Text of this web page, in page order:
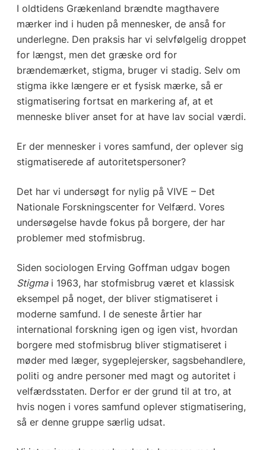
I oldtidens Grækenland brændte magthavere
mærker ind i huden på mennesker, de anså for
underlegne. Den praksis har vi selvfølgelig droppet
for længst, men det græske ord for
brændemærket, stigma, bruger vi stadig. Selv om
stigma ikke længere er et fysisk mærke, så er
stigmatisering fortsat en markering af, at et
menneske bliver anset for at have lav social værdi.
Er der mennesker i vores samfund, der oplever sig
stigmatiserede af autoritetspersoner?
Det har vi undersøgt for nylig på VIVE – Det
Nationale Forskningscenter for Velfærd. Vores
undersøgelse havde fokus på borgere, der har
problemer med stofmisbrug.
Siden sociologen Erving Goffman udgav bogen
Stigmai 1963, har stofmisbrug været et klassisk
eksempel på noget, der bliver stigmatiseret i
moderne samfund. I de seneste årtier har
international forskning igen og igen vist, hvordan
borgere med stofmisbrug bliver stigmatiseret i
møder med læger, sygeplejersker, sagsbehandlere,
politi og andre personer med magt og autoritet i
velfærdsstaten. Derfor er der grund til at tro, at
hvis nogen i vores samfund oplever stigmatisering,
så er denne gruppe særlig udsat.